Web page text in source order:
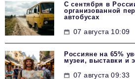
С сентября в
организованной
автобусах
07 августа 10:09
Россияне на 65%
музеи, выставки и
07 августа 09:33